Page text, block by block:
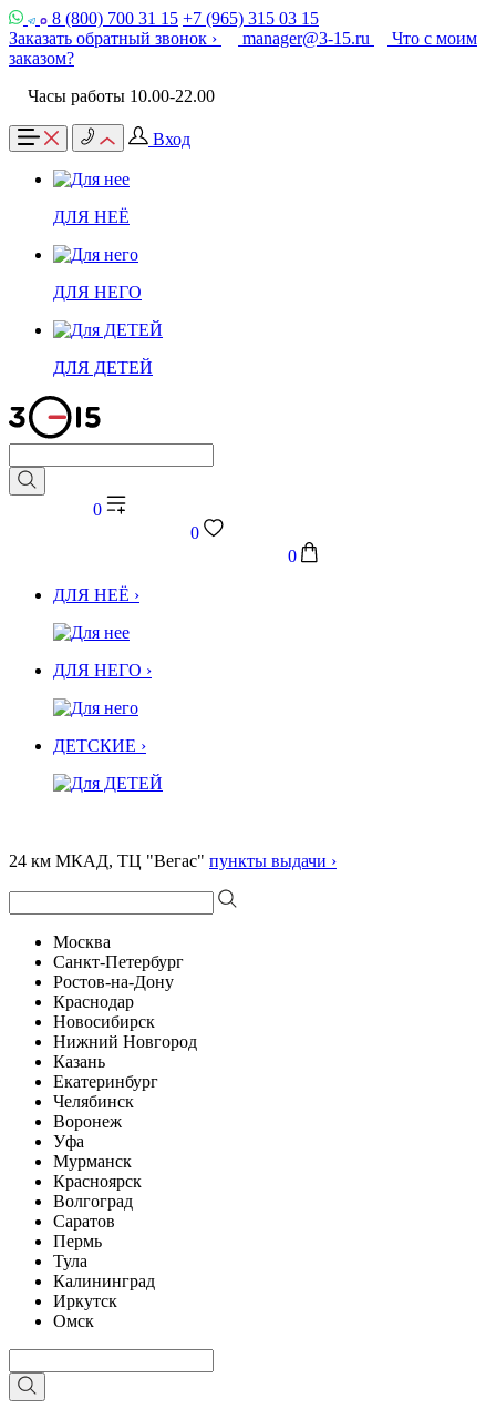
8 (800) 700 31 15 +7 (965) 315 03 15
Заказать обратный звонок ›
manager@3-15.ru
Что с моим
заказом?
Часы работы 10.00-22.00
Вход
ДЛЯ НЕЁ
ДЛЯ НЕГО
ДЛЯ ДЕТЕЙ
0
0
0
ДЛЯ НЕЁ ›
ДЛЯ НЕГО ›
ДЕТСКИЕ ›
24 км МКАД, ТЦ "Вегас" пункты выдачи ›
Москва
Санкт-Петербург
Ростов-на-Дону
Краснодар
Новосибирск
Нижний Новгород
Казань
Екатеринбург
Челябинск
Воронеж
Уфа
Мурманск
Красноярск
Волгоград
Саратов
Пермь
Тула
Калининград
Иркутск
Омск